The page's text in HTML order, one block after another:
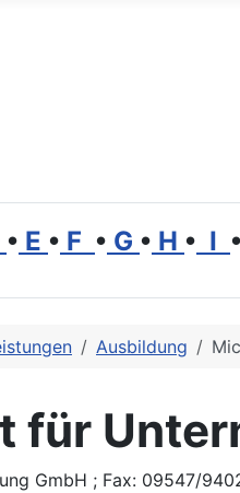
• E • F • G • H • I •
Ausbildung
GmbH ; Fax: 09547/